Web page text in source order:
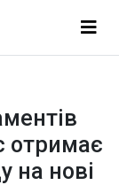
отримає
на нові